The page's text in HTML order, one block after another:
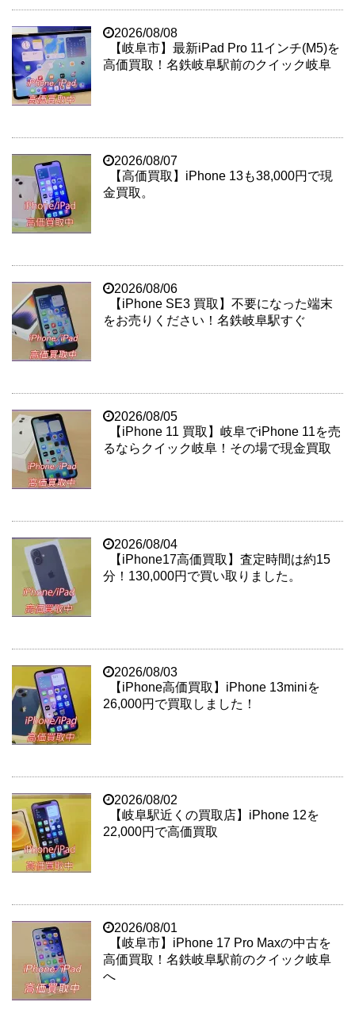
2026/08/08
【岐阜市】最新iPad Pro 11インチ(M5)を
高価買取！名鉄岐阜駅前のクイック岐阜
2026/08/07
【高価買取】iPhone 13も38,000円で現
金買取。
2026/08/06
【iPhone SE3 買取】不要になった端末
をお売りください！名鉄岐阜駅すぐ
2026/08/05
【iPhone 11 買取】岐阜でiPhone 11を売
るならクイック岐阜！その場で現金買取
2026/08/04
【iPhone17高価買取】査定時間は約15
分！130,000円で買い取りました。
2026/08/03
【iPhone高価買取】iPhone 13miniを
26,000円で買取しました！
2026/08/02
【岐阜駅近くの買取店】iPhone 12を
22,000円で高価買取
2026/08/01
【岐阜市】iPhone 17 Pro Maxの中古を
高価買取！名鉄岐阜駅前のクイック岐阜
へ